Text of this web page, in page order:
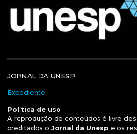
JORNAL DA UNESP
Expediente
Política de uso
A reprodução de conteúdos é livre
creditados o Jornal da Unesp e os